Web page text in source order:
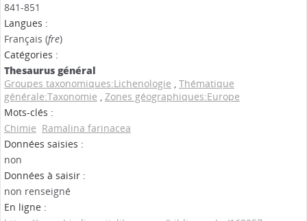
841-851
Langues :
Français (fre)
Catégories :
Thesaurus général
Groupes taxonomiques:Lichenologie , Thématique
générale:Taxonomie , Zones géographiques:Europe
Mots-clés :
Chimie Ramalina farinacea
Données saisies :
non
Données à saisir :
non renseigné
En ligne :